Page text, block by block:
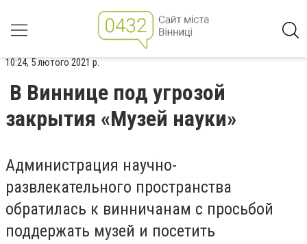
10:24, 5 лютого 2021 р.
В Виннице под угрозой
закрытия «Музей науки»
Администрация научно-
развлекательного пространства
обратилась к винничанам с просьбой
поддержать музей и посетить